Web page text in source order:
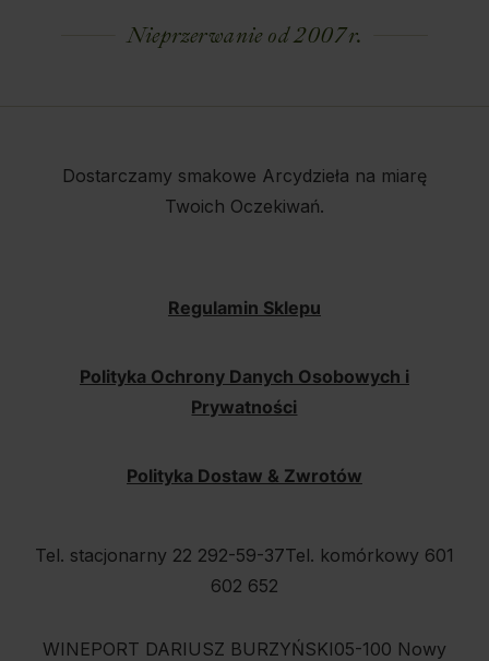
Nieprzerwanie od 2007 r.
Dostarczamy smakowe Arcydzieła na miarę
Twoich Oczekiwań.
Regulamin Sklepu
Polityka Ochrony Danych Osobowych i
Prywatności
Polityka Dostaw & Zwrotów
Tel. stacjonarny 22 292-59-37Tel. komórkowy 601
602 652
WINEPORT DARIUSZ BURZYŃSKI05-100 Nowy